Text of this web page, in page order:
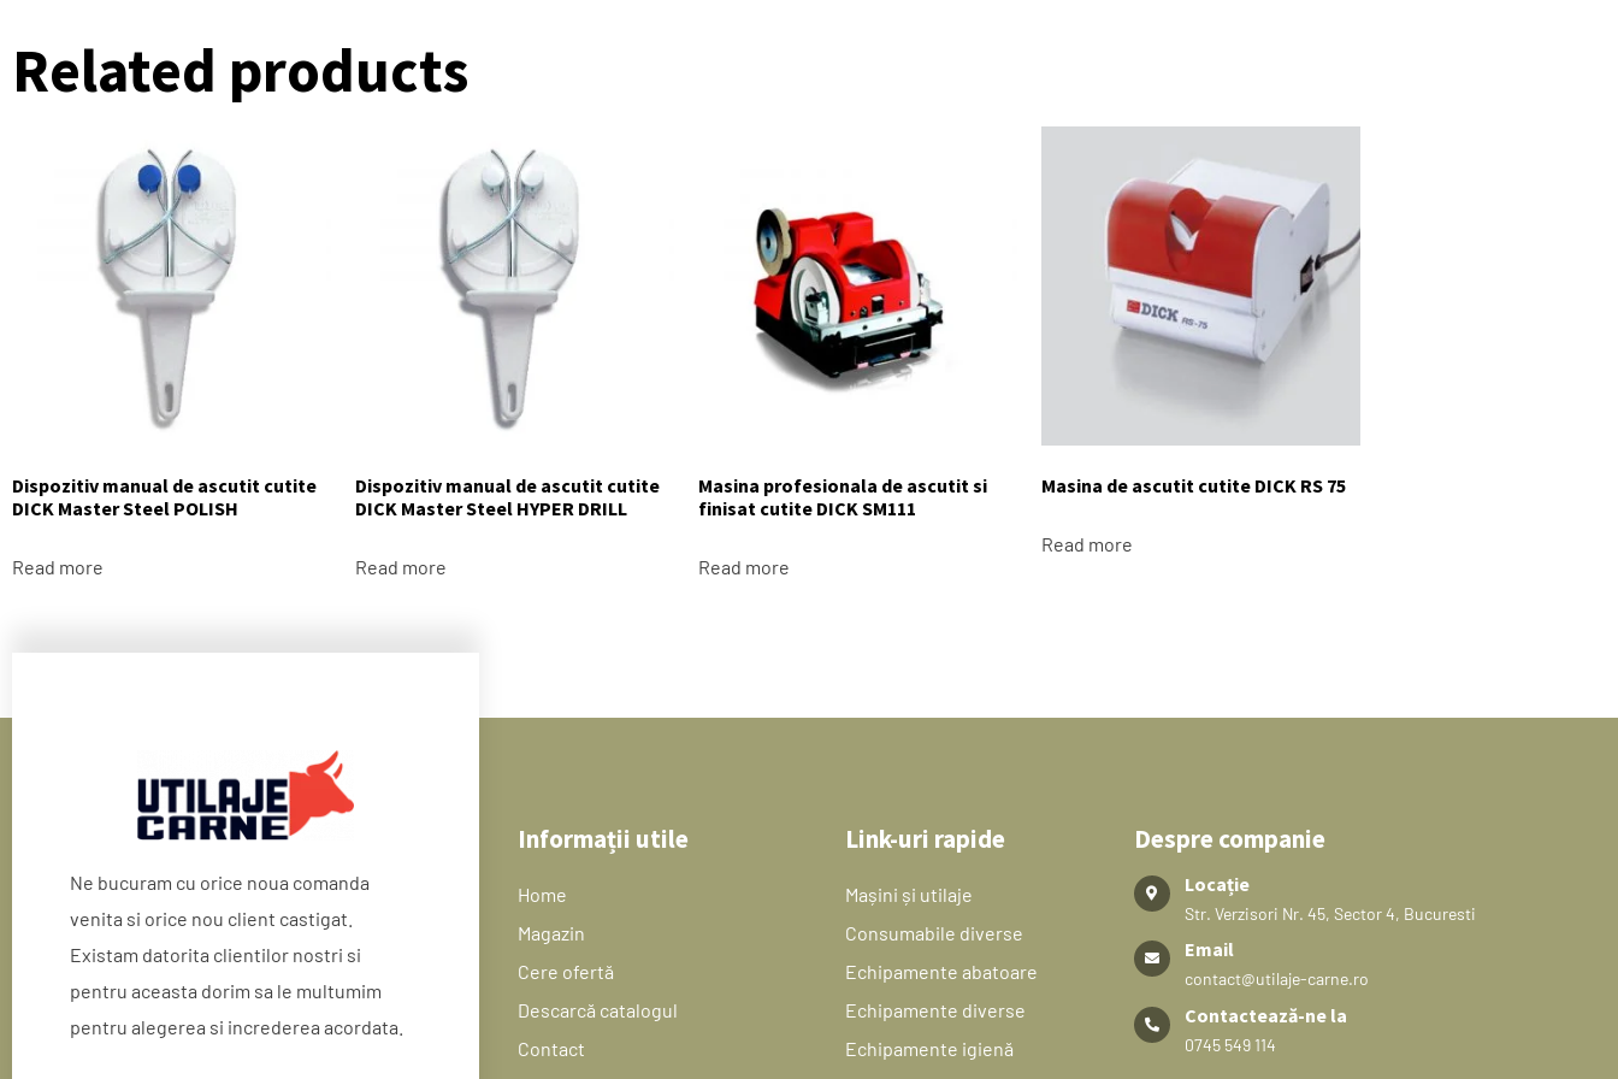
Related products
Dispozitiv manual de ascutit cutite
DICK Master Steel POLISH
Read more
Dispozitiv manual de ascutit cutite
DICK Master Steel HYPER DRILL
Read more
Masina profesionala de ascutit si
finisat cutite DICK SM111
Read more
Masina de ascutit cutite DICK RS 75
Read more
Ne bucuram cu orice noua comanda
venita si orice nou client castigat.
Existam datorita clientilor nostri si
pentru aceasta dorim sa le multumim
pentru alegerea si increderea acordata.
Informații utile
Home
Magazin
Cere ofertă
Descarcă catalogul
Contact
Link-uri rapide
Mașini și utilaje
Consumabile diverse
Echipamente abatoare
Echipamente diverse
Echipamente igienă
Despre companie
Locație
Str. Verzisori Nr. 45, Sector 4, Bucuresti
Email
contact@utilaje-carne.ro
Contactează-ne la
0745 549 114